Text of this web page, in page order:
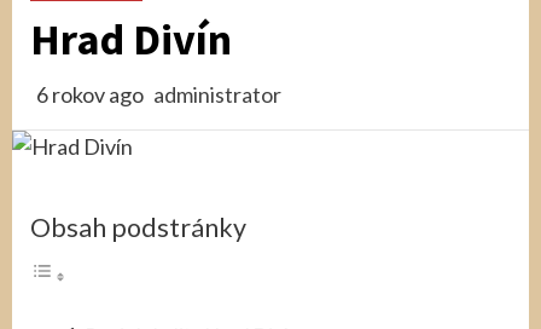
Hrad Divín
6 rokov ago administrator
Obsah podstránky